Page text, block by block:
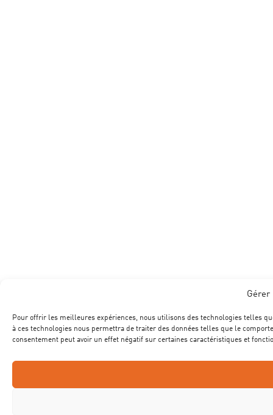
Gérer
Pour offrir les meilleures expériences, nous utilisons des technologies telles
à ces technologies nous permettra de traiter des données telles que le
consentement peut avoir un effet négatif sur certaines caractéristiques et